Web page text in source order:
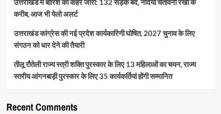
उत्तराखंड में बारिश का कहर जारी: 132 सड़कें बंद, नदियां चेतावनी रेखा के
करीब, आज भी येलो अलर्ट
उत्तराखंड कांग्रेस की नई प्रदेश कार्यकारिणी घोषित, 2027 चुनाव के लिए
संगठन को धार देने की तैयारी
तीलू रौतेली राज्य स्त्री शक्ति पुरस्कार के लिए 13 महिलाओं का चयन, राज्य
स्तरीय आंगनबाड़ी पुरस्कार के लिए 35 कार्यकर्तियां होंगी सम्मानित
Recent Comments